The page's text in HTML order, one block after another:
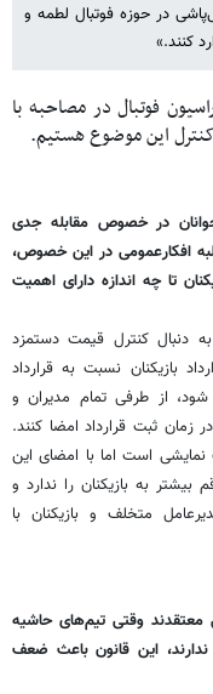
در حوزه فوتبال لطمه و
کنند.»
فوتبال در مصاحبه با
کنترل این موضوع هستیم.
در خصوص مقابله جدی
افکارعمومی در این خصوص،
تا چه اندازه دارای اهمیت
دنبال کنترل قیمت دستمزد
افزایش ۳۰ درصدی قرارداد بازیکنان نسبت به قرارداد
از طرفی تمام مدیران و
در زمان ثبت قرارداد امضا کنند.
است اما با امضای این
به بازیکنان را ندارد و
متخلف و بازیکنان با
معتقدند وقتی تیم‌های حاشیه
این قانون باعث ضعف